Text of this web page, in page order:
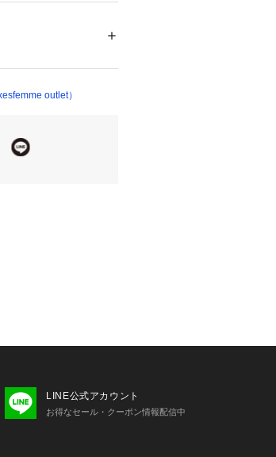
夏でも爽やかな印
＆ワイドパンツがオ
outlet）
LINE公式アカウント
お得なセール・クーポン情報配信中